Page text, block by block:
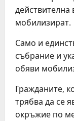
действителна
мобилизират.
Само и
събрание и
обяви
Гражданите,
трябва да се
окръжие по